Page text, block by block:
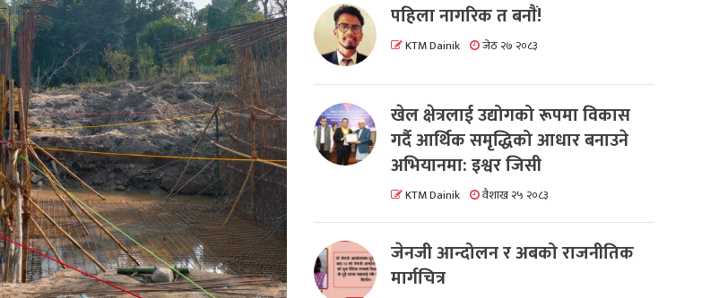
पहिला नागरिक त बनाैं!
KTM Dainik जेठ २७ २०८३
खेल क्षेत्रलाई उद्योगको रूपमा विकास
गर्दै आर्थिक समृद्धिको आधार बनाउने
अभियानमा: इश्वर जिसी
KTM Dainik वैशाख २५ २०८३
जेनजी आन्दोलन र अबको राजनीतिक
मार्गचित्र